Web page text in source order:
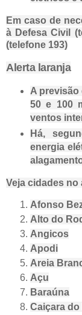
Em caso de
à Defesa Civil
(telefone 193)
Alerta laranja
A previsão
50 e 100
ventos
Há,
energia
Veja cidades no
Afonso
Alto do
Angicos
Apodi
Areia
Açu
Baraúna
Caiçara do